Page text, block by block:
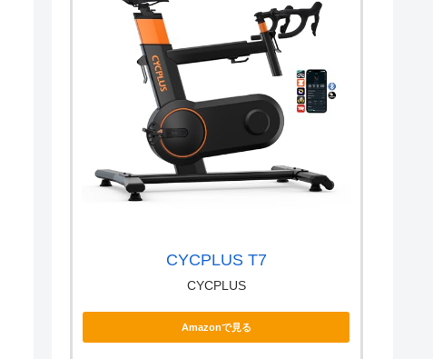
CYCPLUS T7
CYCPLUS
Amazonで見る